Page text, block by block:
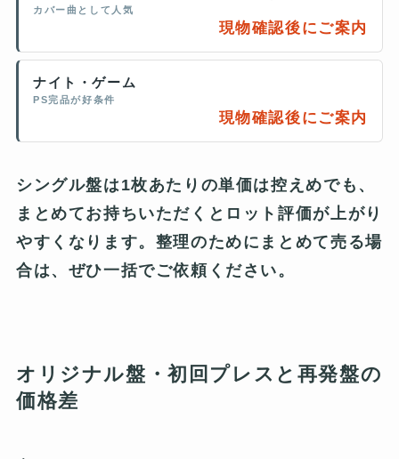
カバー曲として人気
現物確認後にご案内
ナイト・ゲーム
PS完品が好条件
現物確認後にご案内
シングル盤は1枚あたりの単価は控えめでも、
まとめてお持ちいただくとロット評価が上がり
やすくなります。整理のためにまとめて売る場
合は、ぜひ一括でご依頼ください。
オリジナル盤・初回プレスと再発盤の
価格差